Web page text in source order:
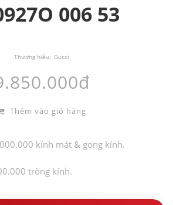
006 53
Thương hiệu: Gucci
Thêm vào giỏ hàng
kính mát & gọng kính.
tròng kính.